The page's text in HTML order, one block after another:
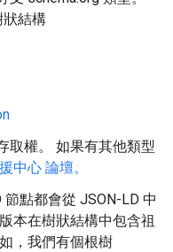
狀結構
取權。 如果有其他類型
中心 論壇。
點都會從 JSON-LD 中
本在樹狀結構中包含祖
，我們有個根樹